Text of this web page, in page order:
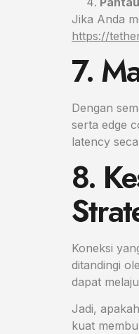
Jika Anda
https://
7.
Dengan
serta edge
latency
8.
Koneksi
ditandingi
dapat
Jadi,
kuat